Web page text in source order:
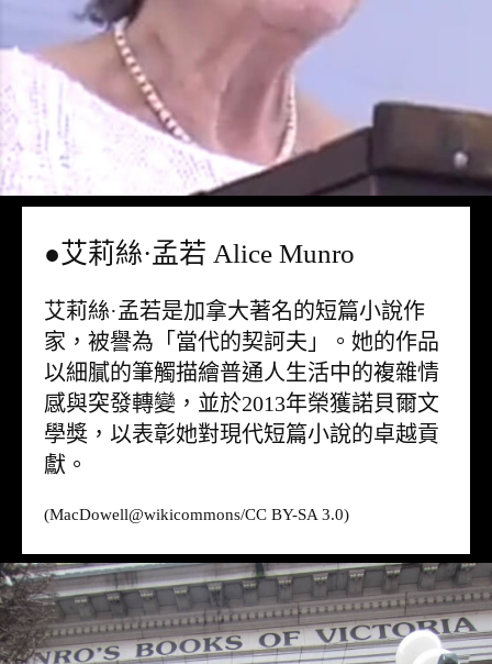
●艾莉絲·孟若 Alice Munro
艾莉絲·孟若是加拿大著名的短篇小說作
家，被譽為「當代的契訶夫」。她的作品
以細膩的筆觸描繪普通人生活中的複雜情
感與突發轉變，並於2013年榮獲諾貝爾文
學獎，以表彰她對現代短篇小說的卓越貢
獻。
(MacDowell@wikicommons/CC BY-SA 3.0)